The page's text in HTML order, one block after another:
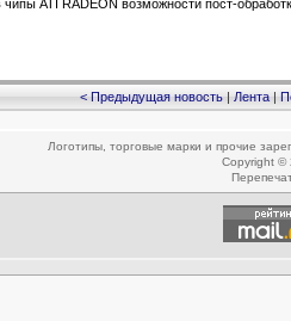
чипы ATI RADEON возможности пост-
< Предыдущая новость Лента|
Логотипы, торговые марки и прочие
Copyright ©